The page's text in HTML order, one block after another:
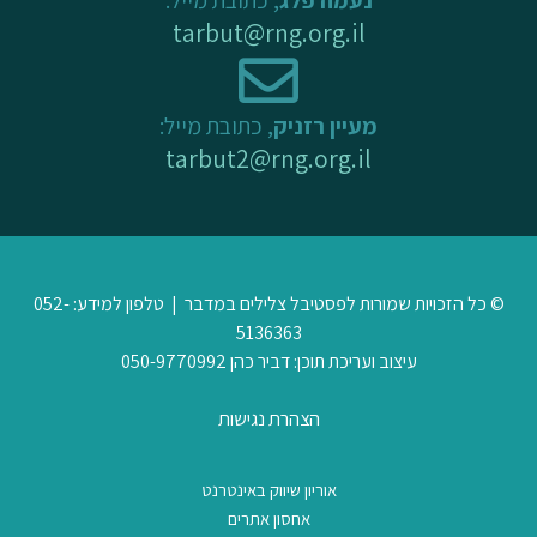
tarbut@rng.org.il
מעיין רזניק, כתובת מייל:
tarbut2@rng.org.il
© כל הזכויות שמורות לפסטיבל צלילים במדבר | טלפון למידע: 052-
5136363
עיצוב ועריכת תוכן: דביר כהן 050-9770992
הצהרת נגישות
אוריון שיווק באינטרנט
אחסון אתרים